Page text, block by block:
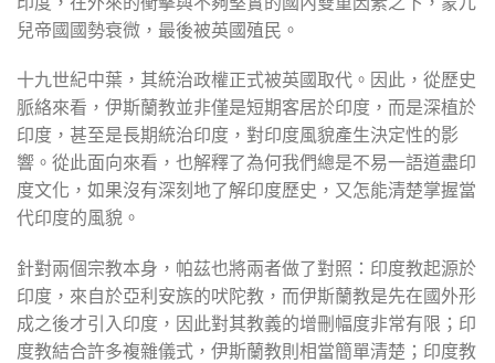
兒帝國國勢衰微，最後被英國殖民。
十九世紀中葉，其統治政權正式被英國取代。因此，從歷史
脈絡來看，伊斯蘭教並非僅是短期客居於印度，而是深植於
印度，甚至是長期統治印度，對印度風貌產生決定性的影
響。從此面向來看，也解釋了為何我們總是不易一語道盡印
度文化，如果沒有深刻地了解印度歷史，又怎能清楚掌握當
代印度的風貌。
針對兩個宗教本身，帕茲也將兩者做了對照：印度教起源於
印度，來自於亞利安族的吠陀教，而伊斯蘭教是先在國外形
成之後才引入印度，因此對其教義的增刪幅度非常有限；印
度教結合許多複雜儀式，伊斯蘭教則相當簡單清楚；印度教